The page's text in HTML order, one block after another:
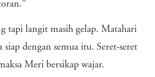
tapi langit masih gelap. Matahari
dengan semua itu. Seret-seret
Meri bersikap wajar.